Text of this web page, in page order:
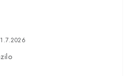
1.7.2026